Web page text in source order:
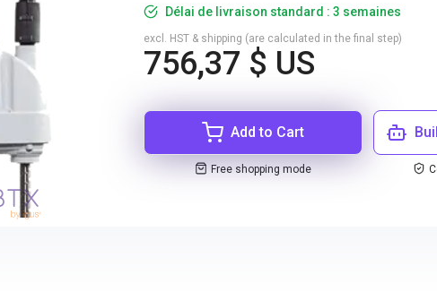
Délai de livraison standard : 3 semaines
756,37 $ US
excl. HST & shipping (are calculated in the final step)
Add to Cart
Free shopping mode